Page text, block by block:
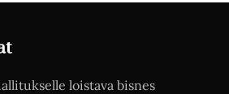
loistava bisnes